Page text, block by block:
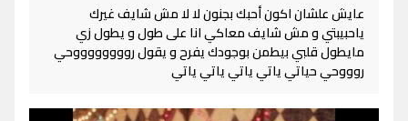
عايش علشان اكون أحبك بجنون لا لا مش شايف غيرك
ياحبيبتي و مش شايف معاكي انا على طول و يطول زي
مايطول قلبي بيطمن بوجودك يفرح و يقول رووووووووحي
روووحي حياتي ياتي ياتي ياتي ياتي